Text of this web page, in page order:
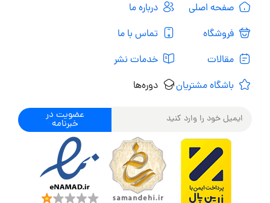
صفحه اصلی
فروشگاه
مقالات
باشگاه مشتریان
درباره ما
تماس با ما
خدمات نشر
دوره‌ها
عضویت در
خبرنامه